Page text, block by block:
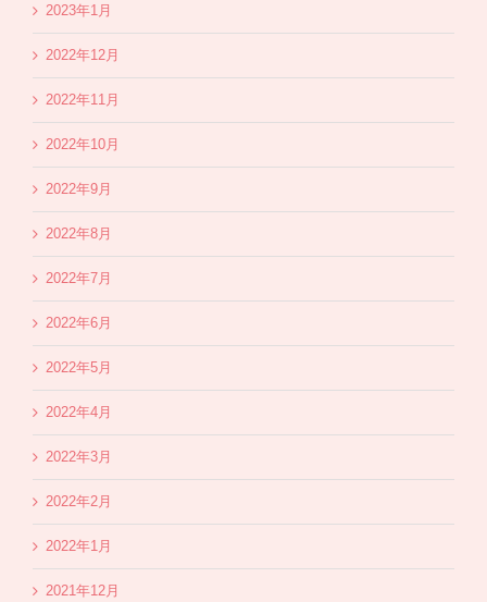
2023年1月
2022年12月
2022年11月
2022年10月
2022年9月
2022年8月
2022年7月
2022年6月
2022年5月
2022年4月
2022年3月
2022年2月
2022年1月
2021年12月